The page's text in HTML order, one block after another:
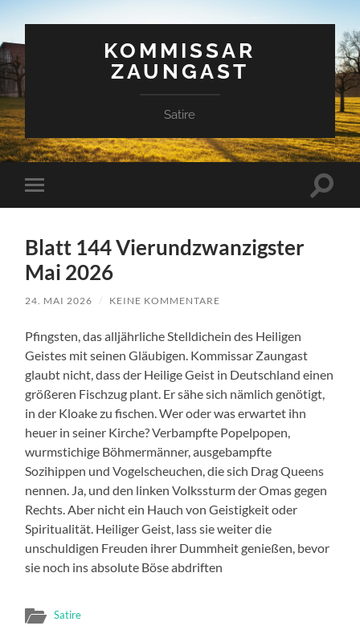
KOMMISSAR
ZAUNGAST
Satire
Mobile-
Menü
Blatt 144 Vierundzwanzigster
Mai 2026
24. MAI 2026 / KEINE KOMMENTARE
Pfingsten, das alljährliche Stelldichein des Heiligen
Geistes mit seinen Gläubigen. Kommissar Zaungast
glaubt nicht, dass der Heilige Geist in Deutschland einen
größeren Fischzug plant. Er sähe sich nämlich genötigt,
in der Kloake zu fischen. Wer oder was erwartet ihn
heuer in seiner Kirche? Verbampfte Popelpopen,
wurmstichige Böhmermänner, ausgebampfte
Sozihippen und Vogelscheuchen, die sich Drag Queens
nennen. Ja, und den linken Volkssturm der Omas gegen
Rechts. Aber nicht ein Hauch von Geistigkeit oder
Spiritualität. Heiliger Geist, lass sie weiter die
unschuldigen Freuden ihrer Dummheit genießen, bevor
sie noch ins absolute Böse abdriften
Satire